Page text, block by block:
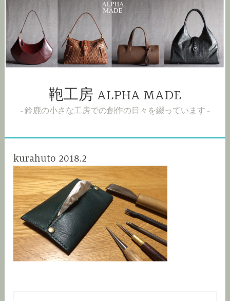
ン
ン
ツ
へ
鞄工房 ALPHA MADE
鈴鹿の小さな工房での創作の日々を綴っています
kurahuto 2018.2